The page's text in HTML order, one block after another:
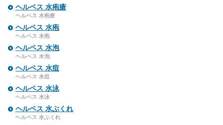
ヘルペス 水疱瘡
ヘルペス 水疱瘡
ヘルペス 水疱
ヘルペス 水疱
ヘルペス 水泡
ヘルペス 水泡
ヘルペス 水痘
ヘルペス 水痘
ヘルペス 水泳
ヘルペス 水泳
ヘルペス 水ぶくれ
ヘルペス 水ぶくれ